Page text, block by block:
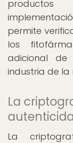
permite
los
adicional
industria de la
La
La